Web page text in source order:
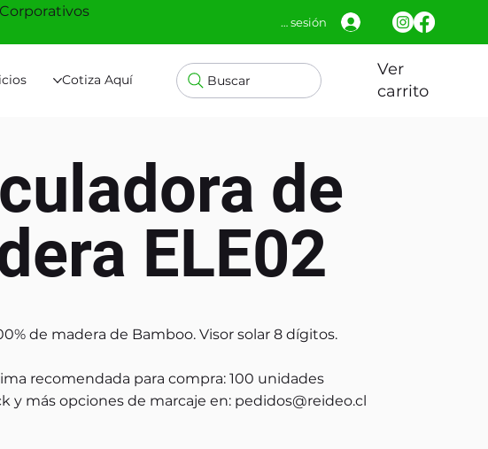
Cotiza Aquí Buscar
Ver
carrito
Iniciar sesión
de
ELE02
de madera de Bamboo. Visor solar 8 dígitos.
recomendada para compra: 100 unidades
y más opciones de marcaje en: pedidos@reideo.cl